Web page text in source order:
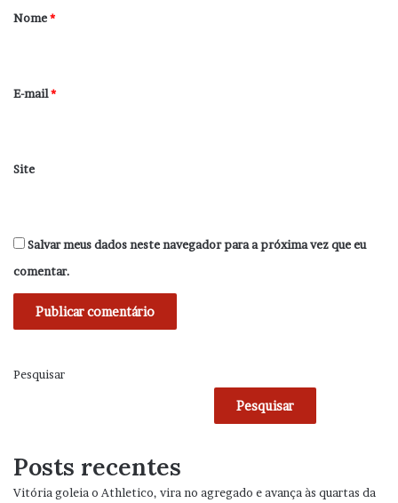
r
*
Nome*
E-mail*
Site
Salvar meus dados neste navegador para a próxima vez que eu
comentar.
Pesquisar
Pesquisar
Posts recentes
Vitória goleia o Athletico, vira no agregado e avança às quartas da